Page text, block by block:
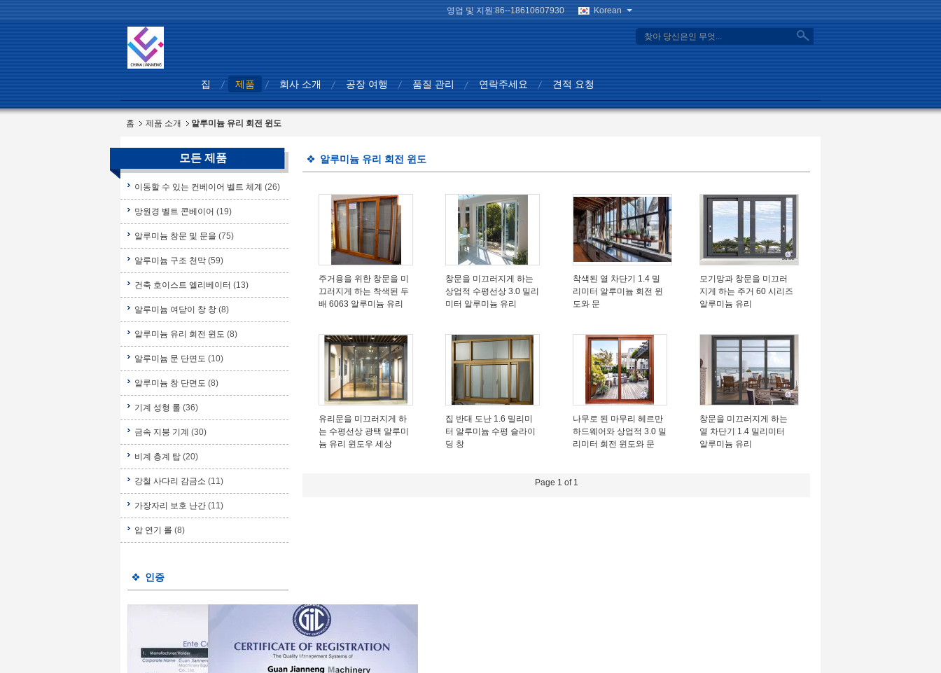
영업 및 지원:86--18610607930 Korean
search
집 제품 회사 소개 공장 여행 품질 관리 연락주세요 견적 요청
홈 제품 소개 알루미늄 유리 회전 윈도
모든 제품
이동할 수 있는 컨베이어 벨트 체계 (26)
망원경 벨트 콘베이어 (19)
알루미늄 창문 및 문을 (75)
알루미늄 구조 천막 (59)
건축 호이스트 엘리베이터 (13)
알루미늄 여닫이 창 창 (8)
알루미늄 유리 회전 윈도 (8)
알루미늄 문 단면도 (10)
알루미늄 창 단면도 (8)
기계 성형 롤 (36)
금속 지붕 기계 (30)
비계 층계 탑 (20)
강철 사다리 감금소 (11)
가장자리 보호 난간 (11)
압 연기 롤 (8)
인증
알루미늄 유리 회전 윈도
주거용을 위한 창문을 미
끄러지게 하는 착색된 두
배 6063 알루미늄 유리
창문을 미끄러지게 하는
상업적 수평선상 3.0 밀리
미터 알루미늄 유리
착색된 열 차단기 1.4 밀
리미터 알루미늄 회전 윈
도와 문
모기망과 창문을 미끄러
지게 하는 주거 60 시리즈
알루미늄 유리
유리문을 미끄러지게 하
는 수평선상 광택 알루미
늄 유리 윈도우 세상
집 반대 도난 1.6 밀리미
터 알루미늄 수평 슬라이
딩 창
나무로 된 마무리 헤르만
하드웨어와 상업적 3.0 밀
리미터 회전 윈도와 문
창문을 미끄러지게 하는
열 차단기 1.4 밀리미터
알루미늄 유리
Page 1 of 1